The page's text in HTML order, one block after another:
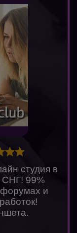
студия в
СНГ! 99%
и